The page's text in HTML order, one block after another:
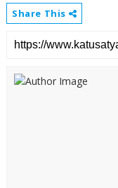
Share This